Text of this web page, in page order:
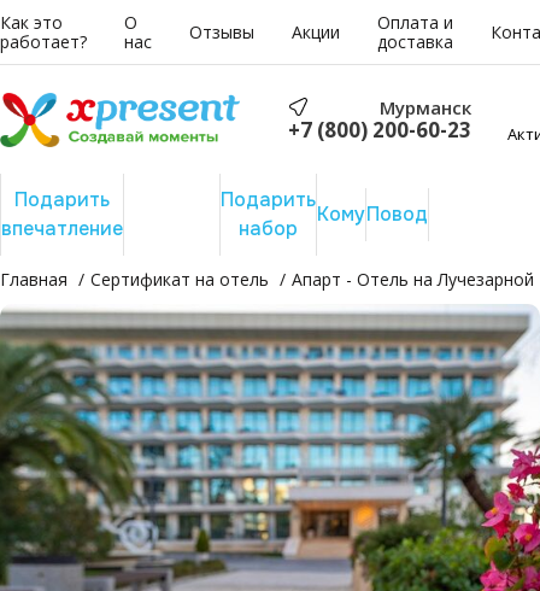
Как это
работает?
О
нас
Отзывы Акции
Оплата и
доставка
Мурманск
+7 (800) 200-60-23
Подарить
впечатление
Подарить
набор
КомуПовод
Главная Сертификат на отель Апарт - Отель на Лучезарной